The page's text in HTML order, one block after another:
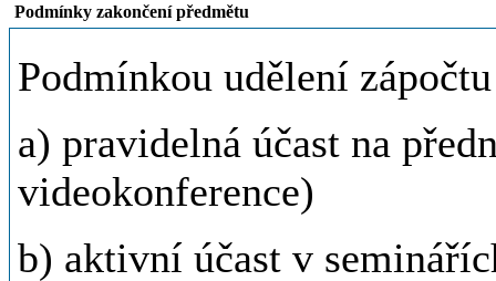
Podmínky zakončení předmětu
Podmínkou udělení
a) pravidelná účast na
videokonference)
b) aktivní účast v